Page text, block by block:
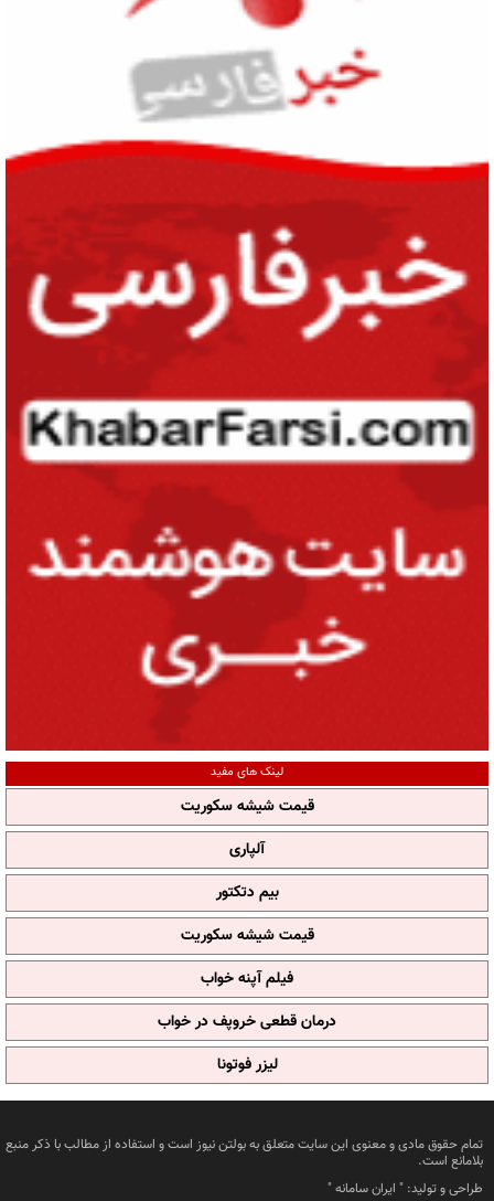
لینک های مفید
قیمت شیشه سکوریت
آلپاری
بیم دتکتور
قیمت شیشه سکوریت
فیلم آپنه خواب
درمان قطعی خروپف در خواب
لیزر فوتونا
تمام حقوق مادی و معنوی این سایت متعلق به بولتن نیوز است و استفاده از مطالب با ذکر منبع
بلامانع است.
طراحی و تولید: " ایران سامانه"